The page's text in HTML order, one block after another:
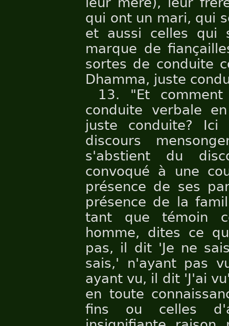
qui ont un mari, qui
et aussi celles qui
marque de
sortes de conduite
Dhamma, juste
13. "Et
conduite verbale
juste conduite?
discours
s'abstient du
convoqué à une
présence de ses
présence de la
tant que témoin
homme, dites ce
pas, il dit 'Je ne
sais,' n'ayant pas
ayant vu, il dit 'J'ai
en toute
fins ou celles